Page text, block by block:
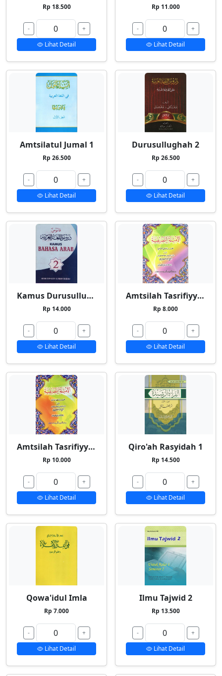
Rp 18.500
-
+
Lihat Detail
Rp 11.000
-
+
Lihat Detail
Amtsilatul Jumal 1
Rp 26.500
-
+
Lihat Detail
Durusullughah 2
Rp 26.500
-
+
Lihat Detail
Kamus Durusullughah 2
Rp 14.000
-
+
Lihat Detail
Amtsilah Tasrifiyyah Kecil
Rp 8.000
-
+
Lihat Detail
Amtsilah Tasrifiyyah Besar
Rp 10.000
-
+
Lihat Detail
Qiro'ah Rasyidah 1
Rp 14.500
-
+
Lihat Detail
Qowa'idul Imla
Rp 7.000
-
+
Lihat Detail
Ilmu Tajwid 2
Rp 13.500
-
+
Lihat Detail